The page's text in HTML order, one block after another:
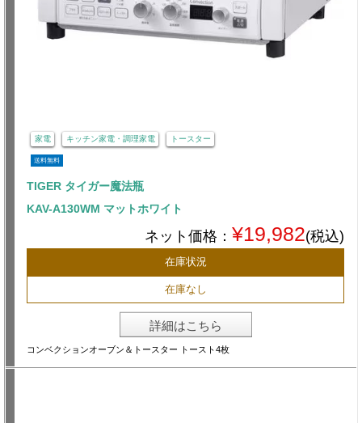
家電 キッチン家電・調理家電 トースター
送料無料
TIGER タイガー魔法瓶
KAV-A130WM マットホワイト
ネット価格： ¥19,982(税込)
在庫状況
在庫なし
詳細はこちら
コンベクションオーブン＆トースター トースト4枚